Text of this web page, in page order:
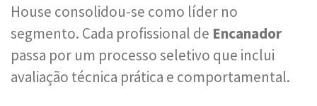
House consolidou-se como líder no
segmento. Cada profissional de Encanador
passa por um processo seletivo que inclui
avaliação técnica prática e comportamental.